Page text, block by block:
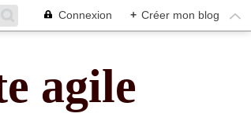
Connexion + Créer mon blog
agile